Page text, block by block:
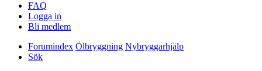
FAQ
Logga in
Bli medlem
Forumindex Ölbryggning Nybryggarhjälp
Sök